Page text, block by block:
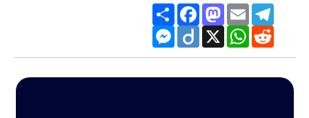
Share FacebookMastodon
Email
Messenger
Diigo X WhatsApp